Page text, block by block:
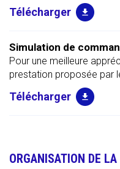
Simulation de
Pour une meilleure
prestation proposée par
ORGANISATION DE